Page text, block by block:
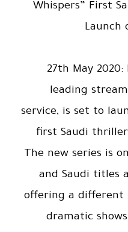
“Whispers” First
Launch
27th May
leading
service, is set to
first Saudi
The new series is
and Saudi titles
offering a different
dramatic